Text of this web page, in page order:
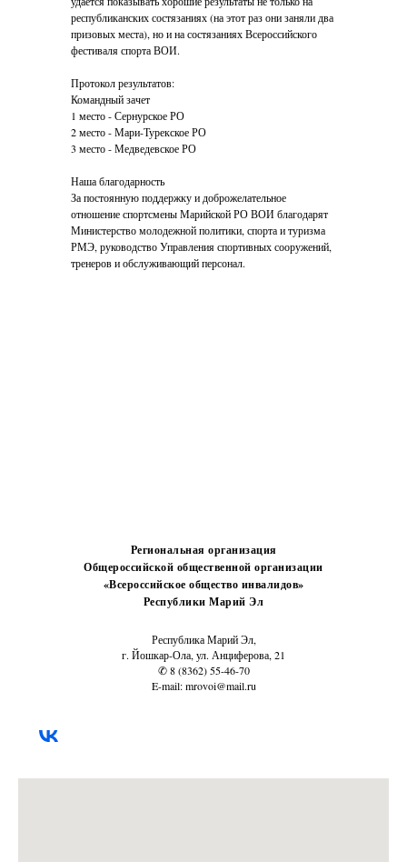
республиканских состязаниях (на этот раз они заняли два
призовых места), но и на состязаниях Всероссийского
фестиваля спорта ВОИ.
Протокол результатов:
Командный зачет
1 место - Сернурское РО
2 место - Мари-Турекское РО
3 место - Медведевское РО
Наша благодарность
За постоянную поддержку и доброжелательное
отношение спортсмены Марийской РО ВОИ благодарят
Министерство молодежной политики, спорта и туризма
РМЭ, руководство Управления спортивных сооружений,
тренеров и обслуживающий персонал.
Региональная организация
Общероссийской общественной организации
«Всероссийское общество инвалидов»
Республики Марий Эл
Республика Марий Эл,
г. Йошкар-Ола, ул. Анциферова, 21
✆ 8 (8362) 55-46-70
E-mail: mrovoi@mail.ru